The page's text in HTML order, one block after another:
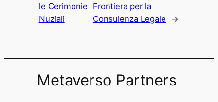
le Cerimonie
Nuziali
Frontiera per la
Consulenza Legale
→
Metaverso Partners